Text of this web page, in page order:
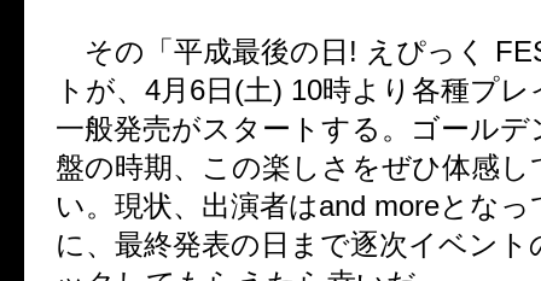
その「平成最後の日 ! えぴっく
トが、 4月 6日 (土) 10時より各種プ
一般発売がスタートする。ゴールデ
盤の時期、この楽しさをぜひ体感
い。現状、出演者はand moreとなっ
に、最終発表の日まで逐次イベント